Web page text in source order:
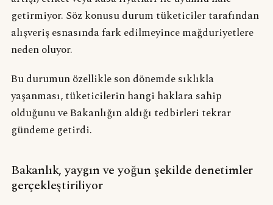
getirmiyor. Söz konusu durum tüketiciler tarafından
alışveriş esnasında fark edilmeyince mağduriyetlere
neden oluyor.
Bu durumun özellikle son dönemde sıklıkla
yaşanması, tüketicilerin hangi haklara sahip
olduğunu ve Bakanlığın aldığı tedbirleri tekrar
gündeme getirdi.
Bakanlık, yaygın ve yoğun şekilde denetimler
gerçekleştiriliyor